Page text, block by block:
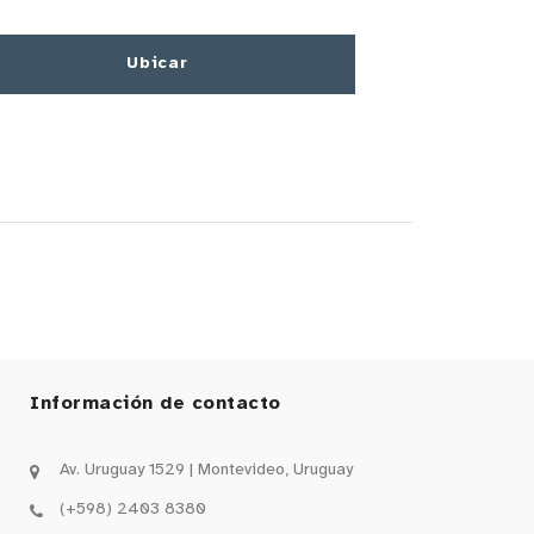
Ubicar
Información de contacto
Av. Uruguay 1529 | Montevideo, Uruguay
(+598) 2403 8380